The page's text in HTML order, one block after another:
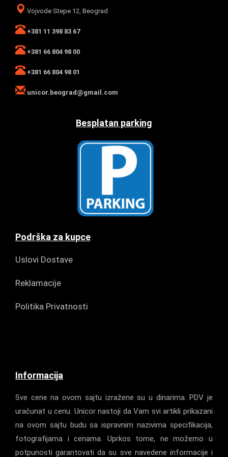
Vojvode Stepe 12, Beograd
+381 11 398 83 67
+381 66 804 98 00
+381 66 804 98 01
unicor.beograd@gmail.com
Besplatan parking
Podrška za kupce
Uslovi Dostave
Reklamacije
Politika Privatnosti
Informacija
Sve cene na ovom sajtu izražene su u dinarima. PDV je
uračunat u cenu. Unicor nastoji da Vam svi artikli prikazani
na ovom sajtu budu sa ispravnim nazivima specifikacija,
fotografijama i cenama. Uprkos tome, ne možemo u
potpunosti garantovati da su sve navedene informacije i